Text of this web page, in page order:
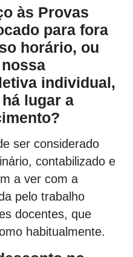
às Provas
para fora
horário, ou
individual,
lugar a
ser considerado
contabilizado e
a ver com a
pelo trabalho
docentes, que
habitualmente.